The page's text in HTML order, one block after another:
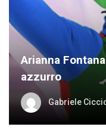
Arianna
azzurro
Gabriele